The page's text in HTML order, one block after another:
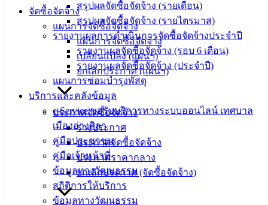
สรุปผลจัดซื้อจัดจ้าง (รายเดือน)
สรุปผลจัดซื้อจัดจ้าง (รายไตรมาส)
รายงานผลการดำเนินการจัดซื้อจัดจ้างประจำปี
รายงานผลจัดซื้อจัดจ้าง (รอบ 6 เดือน)
รายงานผลจัดซื้อจัดจ้าง (ประจำปี)
แผนการซ่อมบำรุงพัสดุ
บริการและคลังข้อมูล
e-Service ขอรับบริการทางระบบออนไลน์ เทศบาล
เมืองอ่างศิลา
คู่มือประชาชน
คู่มือเจ้าหน้าที่
ข้อมูลทางวัฒนธรรม
สถิติการให้บริการ
ข้อมูลทางวัฒนธรรม
จัดซื้อจัดจ้าง
แผนการจัดซื้อจัดจ้าง
แผนการจัดซื้อจัดจ้าง
เปลี่ยนแปลง (แผนฯ)
ยกเลิกประกาศ (แผนฯ)
ประกาศจัดซื้อจัดจ้าง
ร่างประกาศ
ประกาศจัดซื้อจัดจ้าง
ประกาศราคากลาง
ยกเลิกประกาศ (จัดซื้อจัดจ้าง)